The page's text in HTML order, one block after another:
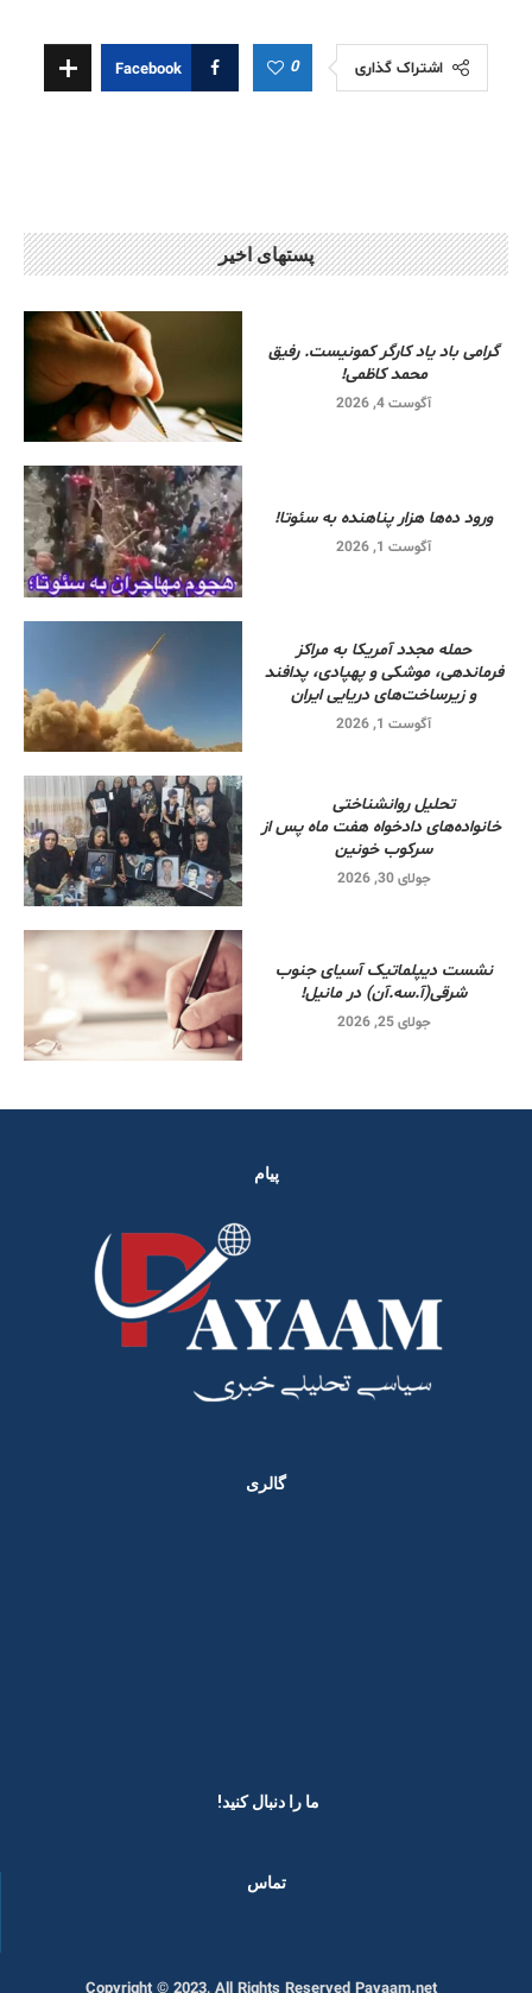
اشتراک گذاری 0
Facebook
پستهای اخیر
گرامی باد یاد کارگر کمونیست. رفیق
محمد کاظمی!
آگوست 4, 2026
ورود ده‌ها هزار پناهنده به سئوتا!
آگوست 1, 2026
حمله مجدد آمریکا به مراکز
فرماندهی، موشکی و پهپادی، پدافند
و زیرساخت‌های دریایی ایران
آگوست 1, 2026
تحلیل روانشناختی
خانواده‌های دادخواه هفت ماه پس از
سرکوب خونین
جولای 30, 2026
نشست دیپلماتیک آسیای جنوب
شرقی‌(آ.سه.آن) در مانیل!
جولای 25, 2026
پیام
گالری
ما را دنبال کنید! ​
تماس